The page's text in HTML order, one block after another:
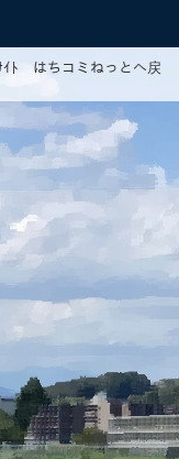
ｲﾄ はちコミねっとへ戻